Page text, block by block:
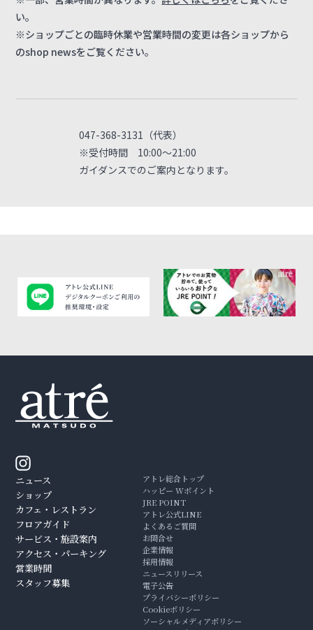
い。
※ショップごとの臨時休業や営業時間の変更は各ショップから
のshop newsをご覧ください。
047-368-3131（代表）
※受付時間 10:00～21:00
ガイダンスでのご案内となります。
ニュース
ショップ
カフェ・レストラン
フロアガイド
サービス・施設案内
アクセス・パーキング
営業時間
スタッフ募集
アトレ総合トップ
ハッピー Wポイント
JRE POINT
アトレ公式LINE
よくあるご質問
お問合せ
企業情報
採用情報
ニュースリリース
電子公告
プライバシーポリシー
Cookieポリシー
ソーシャルメディアポリシー